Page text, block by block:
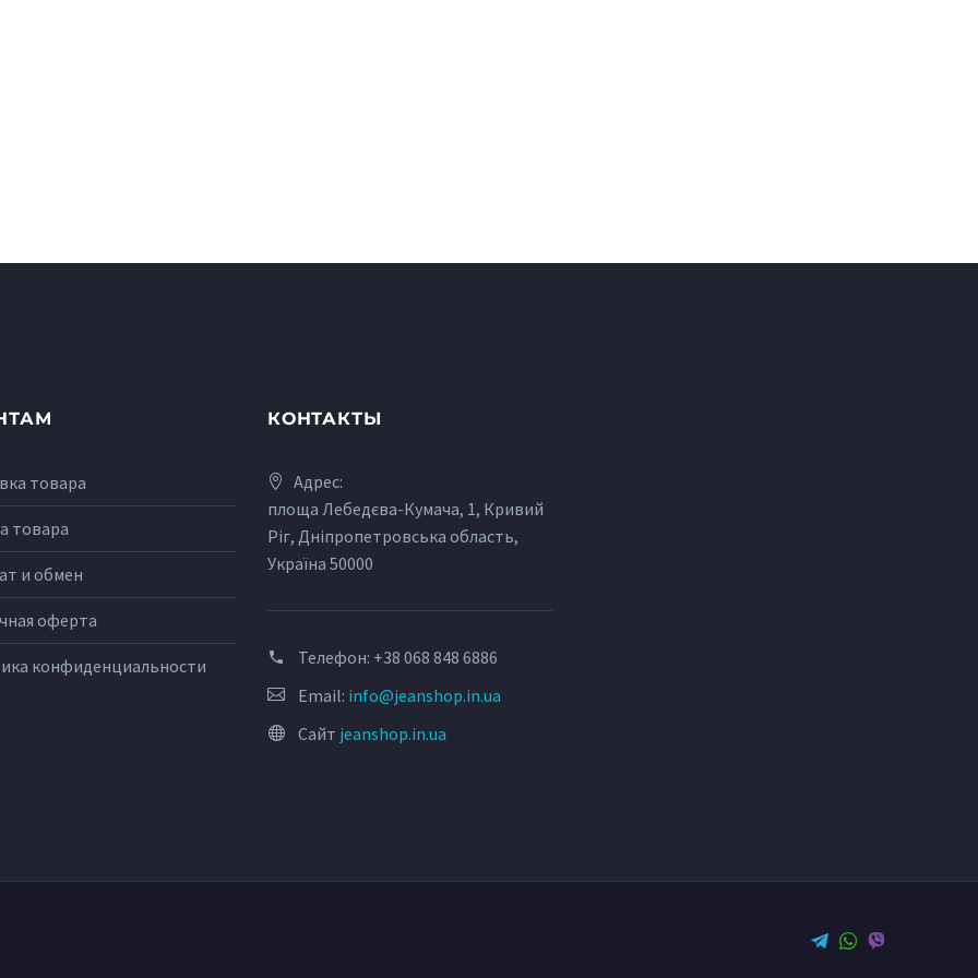
товара
товара
и обмен
оферта
конфиденциальности
КОНТАКТЫ
Адрес:
площа Лебедєва-Кумача, 1, Кривий
Ріг, Дніпропетровська область,
Україна 50000
Телефон: +38 068 848 6886
Email: info@jeanshop.in.ua
Сайт jeanshop.in.ua